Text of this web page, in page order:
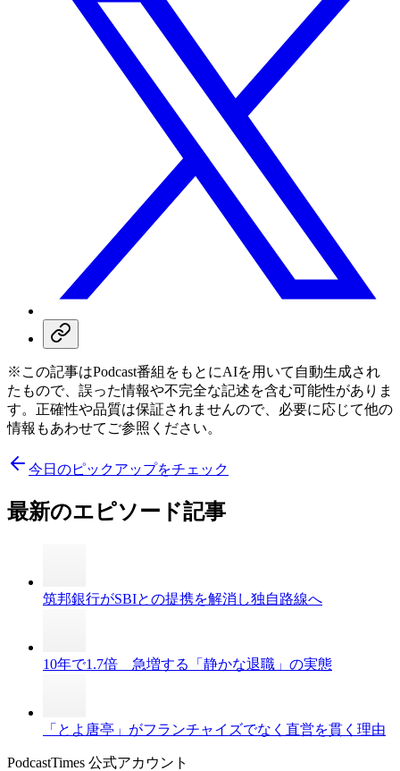
※この記事はPodcast番組をもとにAIを用いて自動生成され
たもので、誤った情報や不完全な記述を含む可能性がありま
す。正確性や品質は保証されませんので、必要に応じて他の
情報もあわせてご参照ください。
今日のピックアップをチェック
最新のエピソード記事
筑邦銀行がSBIとの提携を解消し独自路線へ
10年で1.7倍 急増する「静かな退職」の実態
「とよ唐亭」がフランチャイズでなく直営を貫く理由
PodcastTimes 公式アカウント